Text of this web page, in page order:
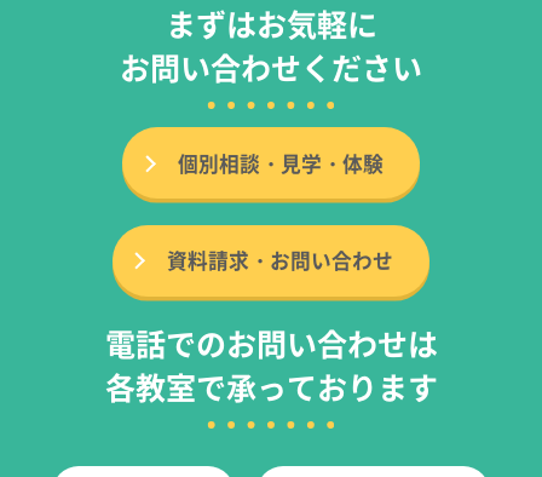
まずはお気軽に
お問い合わせください
個別相談・見学・体験
資料請求・お問い合わせ
電話でのお問い合わせは
各教室で承っております